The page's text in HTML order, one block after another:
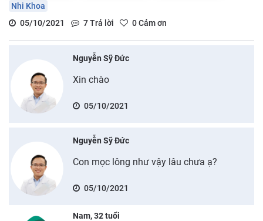
Nhi Khoa
05/10/2021
7Trả lời 0Cảm ơn
Nguyễn Sỹ Đức
Xin chào
05/10/2021
Nguyễn Sỹ Đức
Con mọc lông như vậy lâu chưa ạ?
05/10/2021
Nam, 32 tuổi